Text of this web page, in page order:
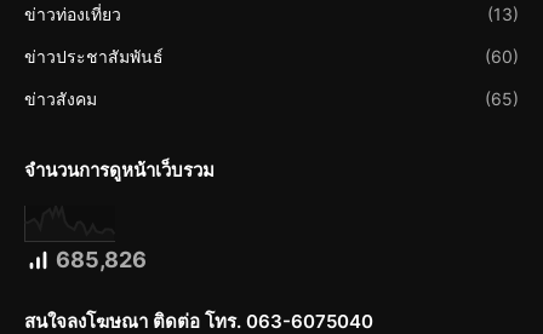
ข่าวท่องเที่ยว (13)
ข่าวประชาสัมพันธ์ (60)
ข่าวสังคม (65)
จำนวนการดูหน้าเว็บรวม
685,826
สนใจลงโฆษณา ติดต่อ โทร. 063-6075040